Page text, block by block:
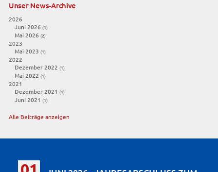
Unser News-Archive
2026
Juni 2026 (1)
Mai 2026 (2)
2023
Mai 2023 (1)
2022
Dezember 2022 (1)
Mai 2022 (1)
2021
Dezember 2021 (1)
Juni 2021 (1)
Alle Beiträge anzeigen